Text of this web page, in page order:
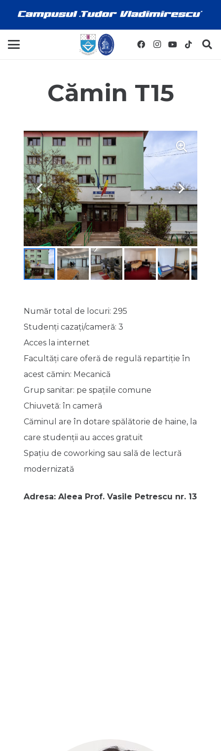
Cămin T15
Număr total de locuri: 295
Studenţi cazaţi/cameră: 3
Acces la internet
Facultăți care oferă de regulă repartiție în
acest cămin: Mecanică
Grup sanitar: pe spaţiile comune
Chiuvetă: în cameră
Căminul are în dotare spălătorie de haine, la
care studenții au acces gratuit
Spațiu de coworking sau sală de lectură
modernizată
Adresa: Aleea Prof. Vasile Petrescu nr. 13